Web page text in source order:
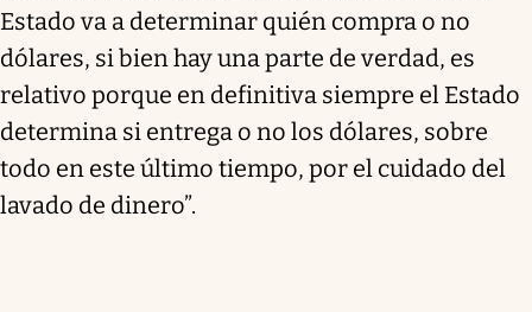
Estado va a determinar quién compra o no
dólares, si bien hay una parte de verdad, es
relativo porque en definitiva siempre el Estado
determina si entrega o no los dólares, sobre
todo en este último tiempo, por el cuidado del
lavado de dinero”.